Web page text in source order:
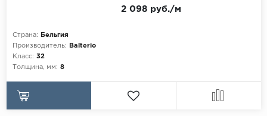
Аксессуары
Страна:
Бельгия
Производитель:
Balterio
Класс: 32
Толщина, мм: 8
2 098 руб./м